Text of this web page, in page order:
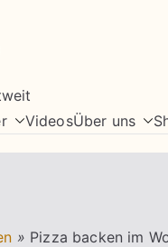
VideosÜber uns
» Pizza backen im